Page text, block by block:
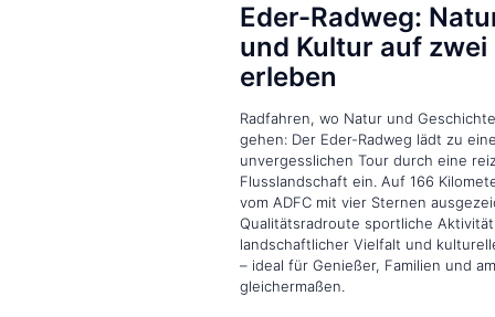
Eder-Radweg:
und Kultur auf zwei
erleben
Radfahren, wo Natur und
gehen: Der Eder-Radweg lädt zu
unvergesslichen Tour durch eine
Flusslandschaft ein. Auf 166
vom ADFC mit vier Sternen
Qualitätsradroute sportliche
landschaftlicher Vielfalt und
– ideal für Genießer, Familien und
gleichermaßen.